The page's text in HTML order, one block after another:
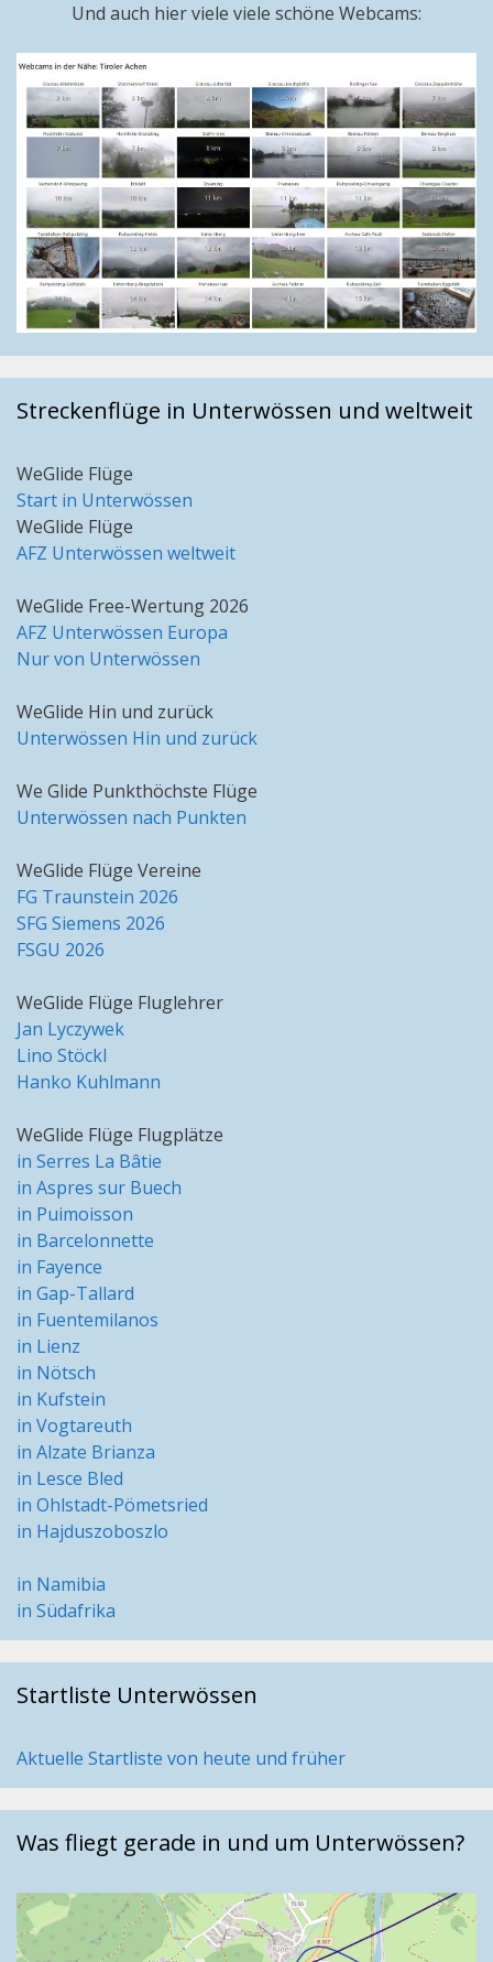
Und auch hier viele viele schöne Webcams:
Streckenflüge in Unterwössen und weltweit
WeGlide Flüge
Start in Unterwössen
WeGlide Flüge
AFZ Unterwössen weltweit
WeGlide Free-Wertung 2026
AFZ Unterwössen Europa
Nur von Unterwössen
WeGlide Hin und zurück
Unterwössen Hin und zurück
We Glide Punkthöchste Flüge
Unterwössen nach Punkten
WeGlide Flüge Vereine
FG Traunstein 2026
SFG Siemens 2026
FSGU 2026
WeGlide Flüge Fluglehrer
Jan Lyczywek
Lino Stöckl
Hanko Kuhlmann
WeGlide Flüge Flugplätze
in Serres La Bâtie
in Aspres sur Buech
in Puimoisson
in Barcelonnette
in Fayence
in Gap-Tallard
in Fuentemilanos
in Lienz
in Nötsch
in Kufstein
in Vogtareuth
in Alzate Brianza
in Lesce Bled
in Ohlstadt-Pömetsried
in Hajduszoboszlo
in Namibia
in Südafrika
Startliste Unterwössen
Aktuelle Startliste von heute und früher
Was fliegt gerade in und um Unterwössen?